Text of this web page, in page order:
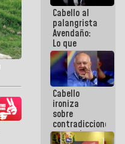
estamos
haciendo
Cabello al
palangrista
Avendaño:
Lo que
vayas a
escribir
hazlo hoy
por que no
sabemos si
la semana
que viene
hay
programa
Cabello
ironiza
sobre
contradicciones
y mentiras